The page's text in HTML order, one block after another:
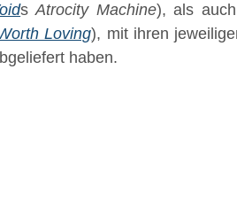
sAtrocity Machine), als
Loving), mit ihren
haben.